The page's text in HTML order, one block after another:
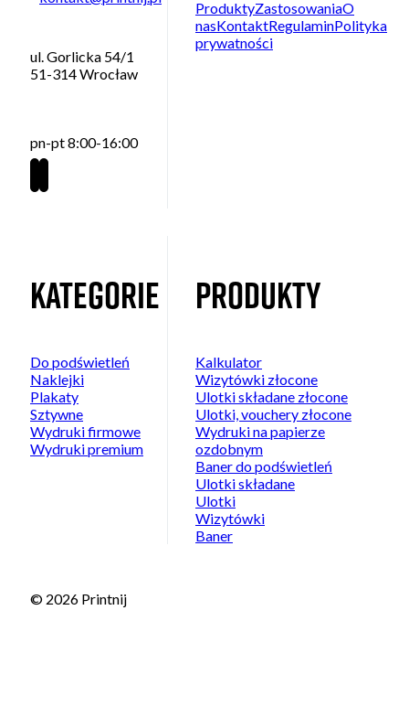
ul. Gorlicka 54/1
51-314 Wrocław
pn-pt 8:00-16:00
ProduktyZastosowaniaO
nasKontaktRegulaminPolityka
prywatności
Kategorie
Do podświetleń
Naklejki
Plakaty
Sztywne
Wydruki firmowe
Wydruki premium
Produkty
Kalkulator
Wizytówki złocone
Ulotki składane złocone
Ulotki, vouchery złocone
Wydruki na papierze
ozdobnym
Baner do podświetleń
Ulotki składane
Ulotki
Wizytówki
Baner
© 2026 Printnij